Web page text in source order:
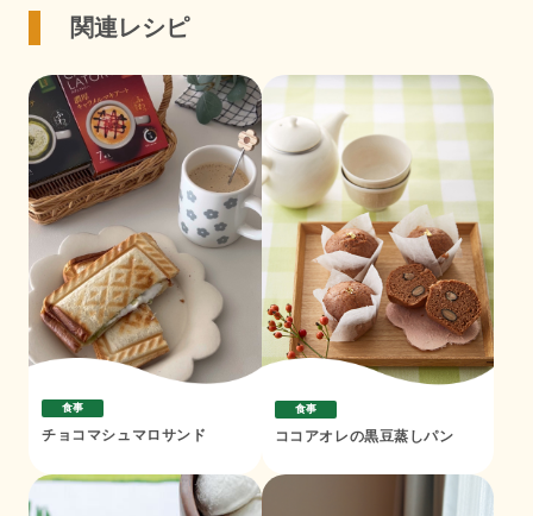
関連レシピ
食事
チョコマシュマロサンド
食事
ココアオレの黒豆蒸しパン